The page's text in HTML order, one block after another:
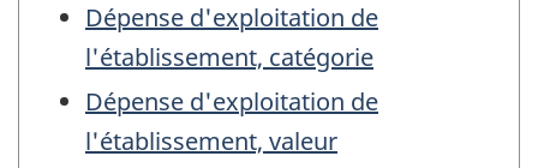
Dépense d'exploitation de
l'établissement, catégorie
Dépense d'exploitation de
l'établissement, valeur